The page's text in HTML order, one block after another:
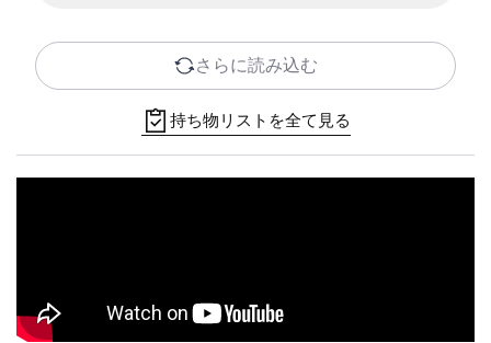
さらに読み込む
持ち物リストを全て見る